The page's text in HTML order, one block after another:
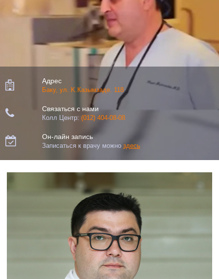
 Адрес
Баку, ул. K.Казымзаде. 118
 Связаться с нами
Колл Центр: (012) 404-08-08
 Он-лайн запись
Записаться к врачу можно здесь